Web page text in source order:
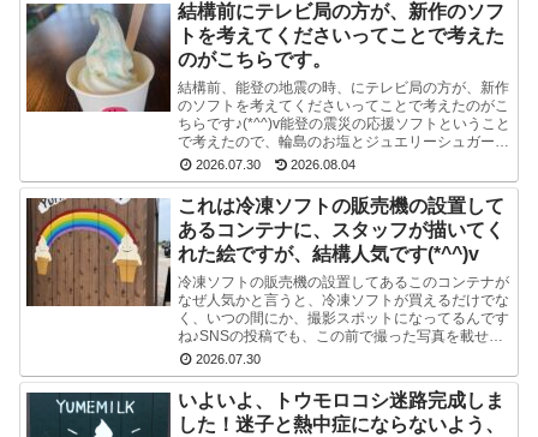
結構前にテレビ局の方が、新作のソフ
トを考えてくださいってことで考えた
のがこちらです。
結構前、能登の地震の時、にテレビ局の方が、新作
のソフトを考えてくださいってことで考えたのがこ
ちらです♪(*^^)v能登の震災の応援ソフトということ
で考えたので、輪島のお塩とジュエリーシュガーを
使い、海をイメージした水色のスマイルソフトを作
り...
2026.07.30 2026.08.04
これは冷凍ソフトの販売機の設置して
あるコンテナに、スタッフが描いてく
れた絵ですが、結構人気です(*^^)v
冷凍ソフトの販売機の設置してあるこのコンテナが
なぜ人気かと言うと、冷凍ソフトが買えるだけでな
く、いつの間にか、撮影スポットになってるんです
ね♪SNSの投稿でも、この前で撮った写真を載せて
る方多数です(^-^) かわいい写真が撮れますよ♪冷
凍...
2026.07.30
いよいよ、トウモロコシ迷路完成しま
した！迷子と熱中症にならないよう、